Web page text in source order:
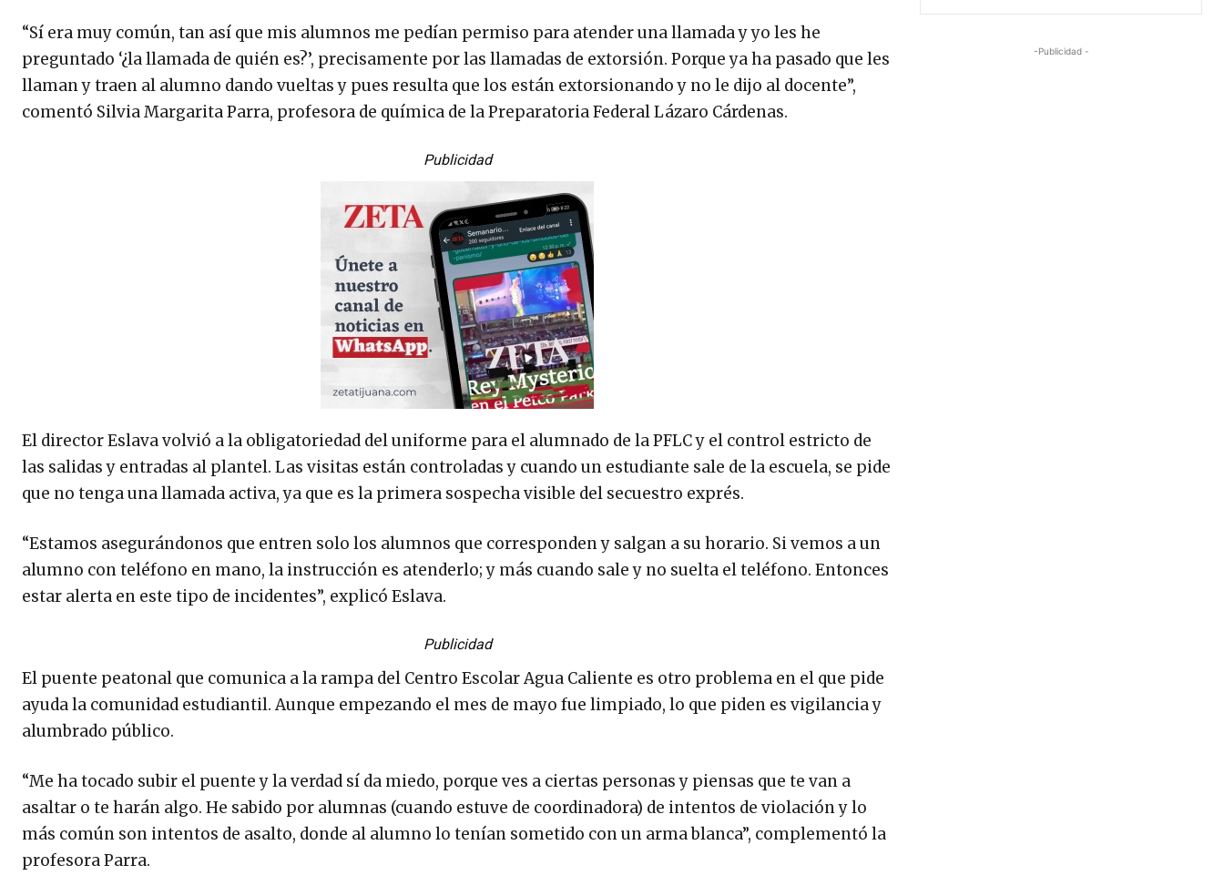
“Sí era muy común, tan así que mis alumnos me pedían permiso para atender una llamada y yo les he
preguntado ‘¿la llamada de quién es?’, precisamente por las llamadas de extorsión. Porque ya ha pasado que les
llaman y traen al alumno dando vueltas y pues resulta que los están extorsionando y no le dijo al docente”,
comentó Silvia Margarita Parra, profesora de química de la Preparatoria Federal Lázaro Cárdenas.
Publicidad
El director Eslava volvió a la obligatoriedad del uniforme para el alumnado de la PFLC y el control estricto de
las salidas y entradas al plantel. Las visitas están controladas y cuando un estudiante sale de la escuela, se pide
que no tenga una llamada activa, ya que es la primera sospecha visible del secuestro exprés.
“Estamos asegurándonos que entren solo los alumnos que corresponden y salgan a su horario. Si vemos a un
alumno con teléfono en mano, la instrucción es atenderlo; y más cuando sale y no suelta el teléfono. Entonces
estar alerta en este tipo de incidentes”, explicó Eslava.
Publicidad
El puente peatonal que comunica a la rampa del Centro Escolar Agua Caliente es otro problema en el que pide
ayuda la comunidad estudiantil. Aunque empezando el mes de mayo fue limpiado, lo que piden es vigilancia y
alumbrado público.
“Me ha tocado subir el puente y la verdad sí da miedo, porque ves a ciertas personas y piensas que te van a
asaltar o te harán algo. He sabido por alumnas (cuando estuve de coordinadora) de intentos de violación y lo
más común son intentos de asalto, donde al alumno lo tenían sometido con un arma blanca”, complementó la
profesora Parra.
-Publicidad -